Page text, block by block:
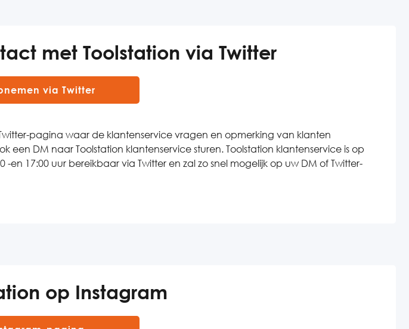
met Toolstation via Twitter
via Twitter
pagina waar de klantenservice vragen en opmerking van klanten
een DM naar Toolstation klantenservice sturen. Toolstation klantenservice is op
-en 17:00 uur bereikbaar via Twitter en zal zo snel mogelijk op uw DM of Twitter-
op Instagram